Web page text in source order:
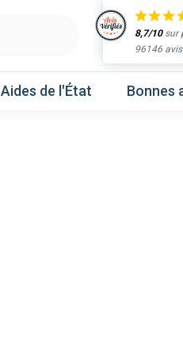
8,7/10sur
96146 avis
Aides de l'État Bonnes